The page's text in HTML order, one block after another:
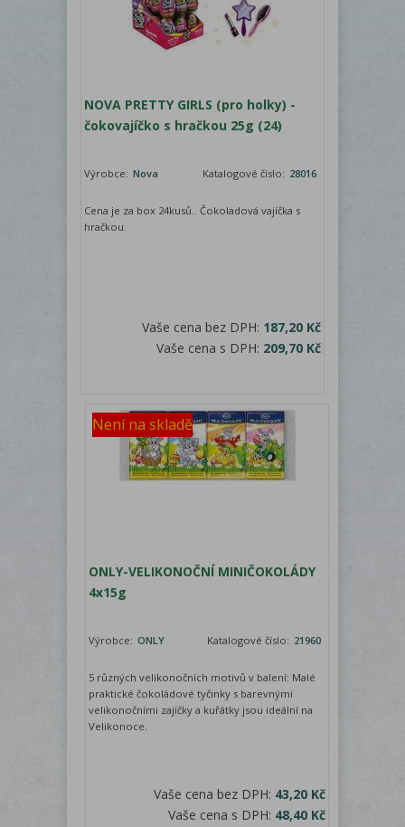
NOVA PRETTY GIRLS (pro holky) -
čokovajíčko s hračkou 25g (24)
Výrobce: Nova Katalogové číslo: 28016
Cena je za box 24kusů.. Čokoladová vajíčka s
hračkou.
Vaše cena bez DPH: 187,20 Kč
Vaše cena s DPH: 209,70 Kč
Není na skladě
ONLY-VELIKONOČNÍ MINIČOKOLÁDY
4x15g
Výrobce: ONLY Katalogové číslo: 21960
5 různých velikonočních motivů v balení: Malé
praktické čokoládové tyčinky s barevnými
velikonočními zajíčky a kuřátky jsou ideální na
Velikonoce.
Vaše cena bez DPH: 43,20 Kč
Vaše cena s DPH: 48,40 Kč